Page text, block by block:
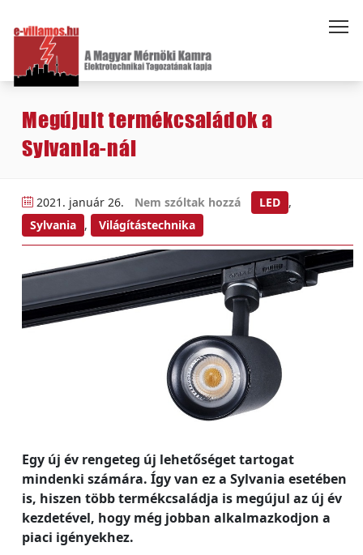
Megújult termékcsaládok a
Sylvania-nál
2021. január 26. Nem szóltak hozzá LED ,
Sylvania , Világítástechnika
Egy új év rengeteg új lehetőséget tartogat
mindenki számára. Így van ez a Sylvania esetében
is, hiszen több termékcsaládja is megújul az új év
kezdetével, hogy még jobban alkalmazkodjon a
piaci igényekhez.